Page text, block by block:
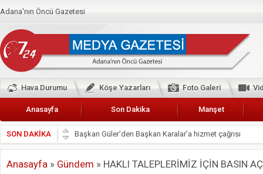
Adana'nın Öncü Gazetesi
Hava Durumu Köşe Yazarları Foto Galeri
Anasayfa Son Dakika Manşet
SON DAKİKA
Başkan Güler’den Başkan Karalar’a hizmet çağrısı
Lokantacılar ve Kebapçılar Esnaf Odası Başkanı Şefik
Hak-İş Abdurrahman Yücel
Anasayfa » Gündem » HAKLI TALEPLERİMİZ İÇİN BASIN